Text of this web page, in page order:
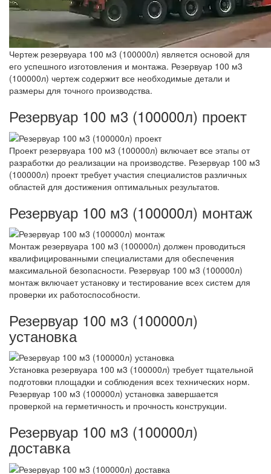
Чертеж резервуара 100 м3 (100000л) является основой для
его успешного изготовления и монтажа. Резервуар 100 м3
(100000л) чертеж содержит все необходимые детали и
размеры для точного производства.
Резервуар 100 м3 (100000л) проект
Проект резервуара 100 м3 (100000л) включает все этапы от
разработки до реализации на производстве. Резервуар 100 м3
(100000л) проект требует участия специалистов различных
областей для достижения оптимальных результатов.
Резервуар 100 м3 (100000л) монтаж
Монтаж резервуара 100 м3 (100000л) должен проводиться
квалифицированными специалистами для обеспечения
максимальной безопасности. Резервуар 100 м3 (100000л)
монтаж включает установку и тестирование всех систем для
проверки их работоспособности.
Резервуар 100 м3 (100000л)
установка
Установка резервуара 100 м3 (100000л) требует тщательной
подготовки площадки и соблюдения всех технических норм.
Резервуар 100 м3 (100000л) установка завершается
проверкой на герметичность и прочность конструкции.
Резервуар 100 м3 (100000л)
доставка